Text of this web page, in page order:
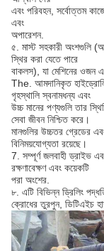
এবং পরিবহন, সর্বোত্তম
এবং
অপারেশন.
৫. মাস্ট সহকারী অংশগুলি
স্থির করা যেতে পারে
বাকলস), যা মেশিনের ওজন
The. আমদানিকৃত
গৃহস্থালি স্বনামধন্য এবং
উচ্চ মানের পণ্যগুলি তার
সেবা জীবন নিশ্চিত করে।
মানগুলির উচ্চতর গ্রেডের
বিনিময়যোগ্যতা রয়েছে।
7. সম্পূর্ণ জলবাহী ড্রাইভ
রক্ষণাবেক্ষণ এবং কয়েকটি
পরা অংশের.
৮. এটি বিভিন্ন ড্রিলিং
ক্রোধের তুরপুন, ডিটিএইচ